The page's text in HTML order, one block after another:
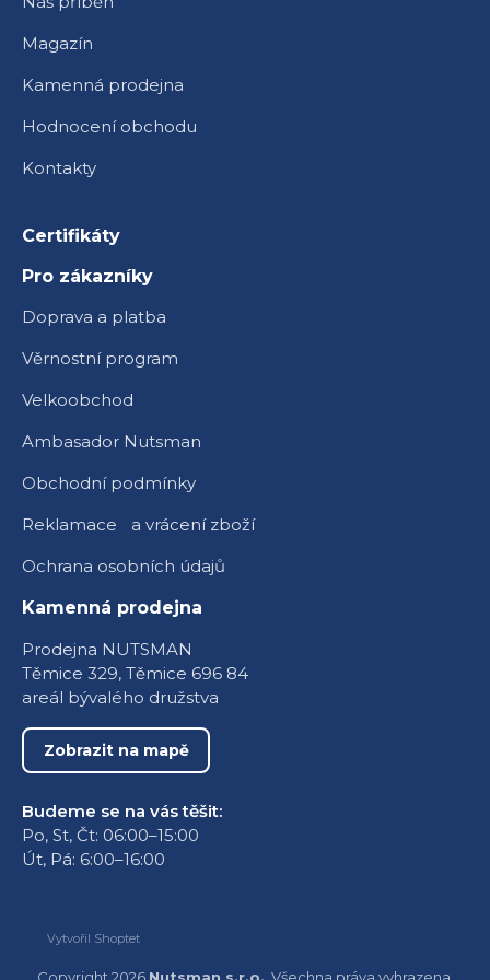
Magazín
Kamenná prodejna
Hodnocení obchodu
Kontakty
Certifikáty
Pro zákazníky
Doprava a platba
Věrnostní program
Velkoobchod
Ambasador Nutsman
Obchodní podmínky
Reklamace a vrácení zboží
Ochrana osobních údajů
Kamenná prodejna
Prodejna NUTSMAN
Těmice 329, Těmice 696 84
areál bývalého družstva
Zobrazit na mapě
Budeme se na vás těšit:
Po, St, Čt: 06:00–15:00
Út, Pá: 6:00–16:00
Vytvořil Shoptet